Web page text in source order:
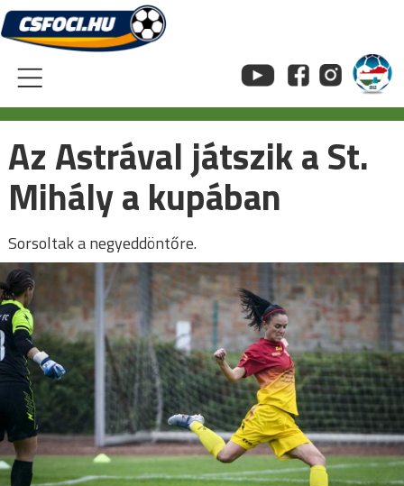
Skip
to
content
Az Astrával játszik a St.
Mihály a kupában
Sorsoltak a negyeddöntőre.